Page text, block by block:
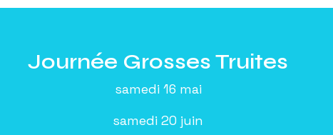
Journée Grosses Truites
samedi 16 mai
samedi 20 juin